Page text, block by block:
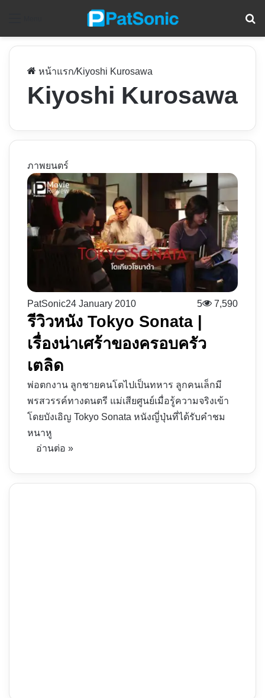
หน้าแรก/Kiyoshi Kurosawa
Kiyoshi Kurosawa
ภาพยนตร์
PatSonic24 January 2010 5 7,590
รีวิวหนัง Tokyo Sonata |
เรื่องน่าเศร้าของครอบครัว
เตลิด
พ่อตกงาน ลูกชายคนโตไปเป็นทหาร ลูกคนเล็กมี
พรสวรรค์ทางดนตรี แม่เสียศูนย์เมื่อรู้ความจริงเข้า
โดยบังเอิญ Tokyo Sonata หนังญี่ปุ่นที่ได้รับคำชม
หนาหู
อ่านต่อ »